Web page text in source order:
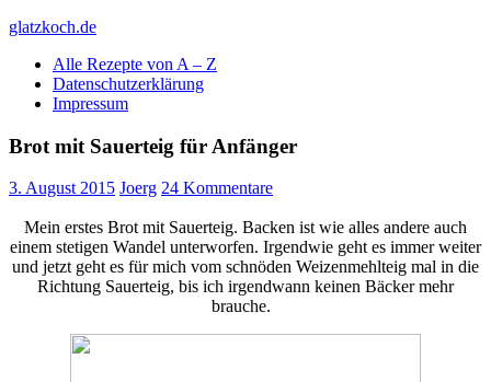
Skip
content
glatzkoch.de
Kochen für Doofe und Genießer
Alle Rezepte von A – Z
Datenschutzerklärung
Impressum
Brot mit Sauerteig für Anfänger
3. August 2015 Joerg 24 Kommentare
Mein erstes Brot mit Sauerteig. Backen ist wie alles andere auch
einem stetigen Wandel unterworfen. Irgendwie geht es immer weiter
und jetzt geht es für mich vom schnöden Weizenmehlteig mal in die
Richtung Sauerteig, bis ich irgendwann keinen Bäcker mehr
brauche.